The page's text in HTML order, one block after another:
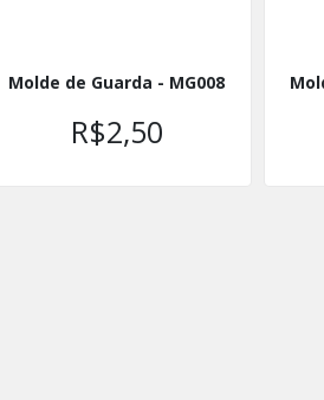
Molde de Guarda - MG008
R$2,50